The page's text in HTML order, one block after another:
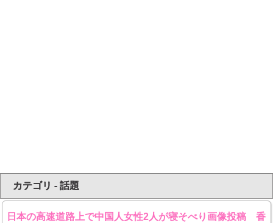
カテゴリ - 話題
日本の高速道路上で中国人女性2人が寝そべり画像投稿 香